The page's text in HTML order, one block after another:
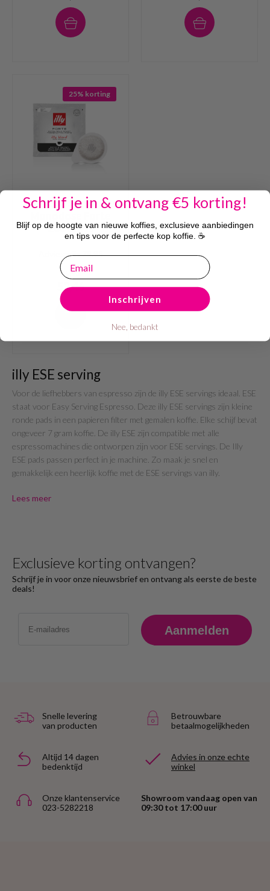
25% korting
illy ESE Servings
200 stuks
Adviesprijs 79,95
69,95
52,46
illy ESE serving
Voor de liefhebbers van espresso zijn de illy ESE servings ideaal. ESE
staat voor Easy Serving Espresso. Deze illy ESE servings zijn kleine
ronde pads in een papieren filter met gemalen koffie. Elke schijf bevat
ongeveer 7 gram koffie. De illy ESE zijn compatible met alle
espressomachines die ontworpen zijn voor ESE servings. De Illy
ESE pads passen perfect in je machine. Zo maak je snel en
gemakkelijk een heerlijk koffie met de ESE servings van illy.
Lees meer
Exclusieve korting ontvangen?
Schrijf je in voor onze nieuwsbrief en ontvang als eerste de beste
deals!
Aanmelden
Snelle levering
van producten
Betrouwbare
betaalmogelijkheden
Altijd 14 dagen
bedenktijd
Advies in onze echte
winkel
Onze klantenservice
023-5282218
Showroom vandaag open van
09:30 tot 17:00 uur
Schrijf je in & ontvang €5 korting!
Blijf op de hoogte van nieuwe koffies, exclusieve aanbiedingen
en tips voor de perfecte kop koffie. ☕
email
Inschrijven
Nee, bedankt